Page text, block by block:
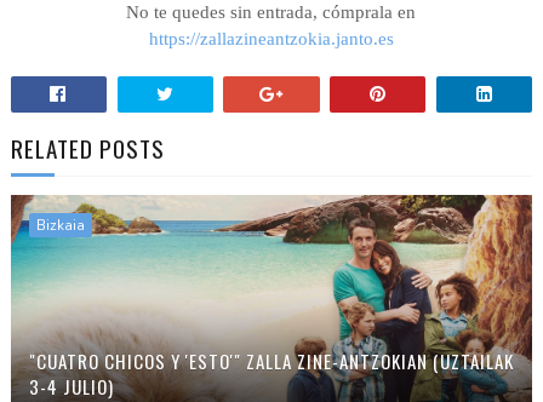
No te quedes sin entrada, cómprala en
https://zallazineantzokia.janto.es
RELATED POSTS
Bizkaia
"CUATRO CHICOS Y 'ESTO'" ZALLA ZINE-ANTZOKIAN (UZTAILAK
3-4 JULIO)